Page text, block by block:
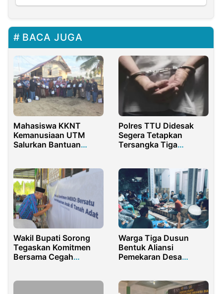
BACA JUGA
Mahasiswa KKNT
Kemanusiaan UTM
Salurkan Bantuan
Paya Rabu Lhok
Polres TTU Didesak
Segera Tetapkan
Tersangka Tiga
Wakil Bupati Sorong
Tegaskan Komitmen
Bersama Cegah
Warga Tiga Dusun
Bentuk Aliansi
Pemekaran Desa